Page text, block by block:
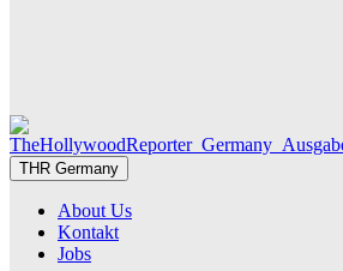
Die Geschichte hinter „Olivia
THR Germany
About Us
Kontakt
Jobs